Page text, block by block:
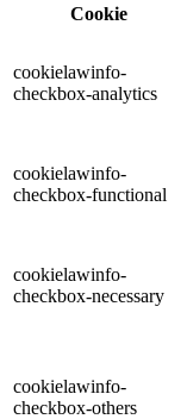
Cookie
cookielawinfo-
checkbox-analytics
cookielawinfo-
checkbox-functional
cookielawinfo-
checkbox-necessary
cookielawinfo-
checkbox-others